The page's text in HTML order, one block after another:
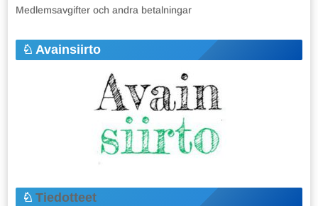
Medlemsavgifter och andra betalningar
Avainsiirto
Tiedotteet